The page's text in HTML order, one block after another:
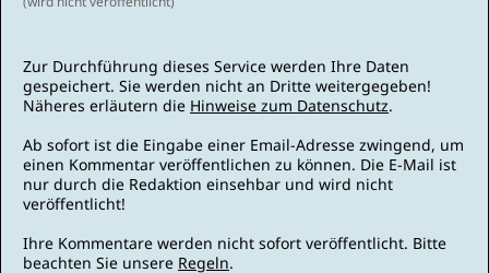
Zur Durchführung dieses Service werden Ihre Daten
gespeichert. Sie werden nicht an Dritte weitergegeben!
Näheres erläutern die Hinweise zum Datenschutz.
Ab sofort ist die Eingabe einer Email-Adresse zwingend, um
einen Kommentar veröffentlichen zu können. Die E-Mail ist
nur durch die Redaktion einsehbar und wird nicht
veröffentlicht!
Ihre Kommentare werden nicht sofort veröffentlicht. Bitte
beachten Sie unsere Regeln.